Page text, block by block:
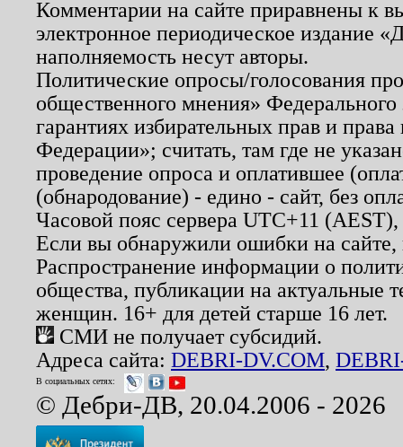
Комментарии на сайте приравнены к
электронное периодическое издание
наполняемость несут авторы.
Политические опросы/голосования
общественного мнения»
гарантиях избирательных прав и
Федерации»; считать, там где не
проведение опроса и оплатившее
(обнародование) - едино - сайт, без
Часовой пояс сервера UTC+11
Если вы обнаружили ошибки на
Распространение информации о
общества, публикации на актуальные
женщин. 16+ для детей старше 16 лет.
СМИ не получает субсидий.
Адреса сайта: DEBRI-DV.COM,
В социальных сетях:
© Дебри-ДВ, 20.04.2006 - 2026